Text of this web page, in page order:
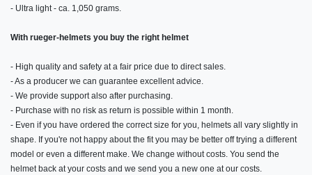
- Ultra light - ca. 1,050 grams.
With rueger-helmets you buy the right helmet
- High quality and safety at a fair price due to direct sales.
- As a producer we can guarantee excellent advice.
- We provide support also after purchasing.
- Purchase with no risk as return is possible within 1 month.
- Even if you have ordered the correct size for you, helmets all vary slightly in
shape. If you're not happy about the fit you may be better off trying a different
model or even a different make. We change without costs. You send the
helmet back at your costs and we send you a new one at our costs.